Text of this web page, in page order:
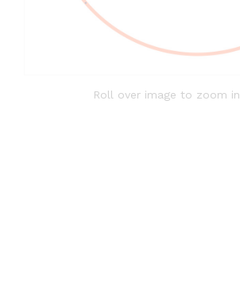
Roll over image to zoom in